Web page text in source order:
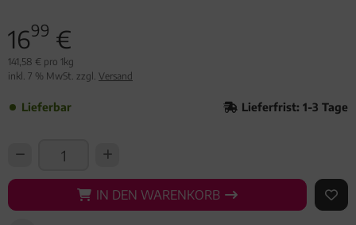
1699 €
141,58 € pro 1kg
inkl. 7 % MwSt. zzgl. Versand
Lieferbar Lieferfrist: 1-3 Tage
IN DEN WARENKORB
IN DEN WARENKORB AUF